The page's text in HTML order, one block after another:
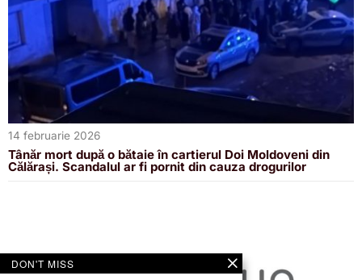
14 februarie 2026
Tânăr mort după o bătaie în cartierul Doi Moldoveni din
Călărași. Scandalul ar fi pornit din cauza drogurilor
DON'T MISS